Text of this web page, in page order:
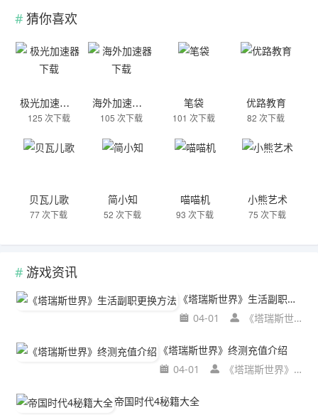
猜你喜欢
极光加速器下载
125 次下载
海外加速器下载
105 次下载
笔袋
101 次下载
优路教育
82 次下载
贝瓦儿歌
77 次下载
简小知
52 次下载
喵喵机
93 次下载
小熊艺术
75 次下载
游戏资讯
《塔瑞斯世界》生活副职更换方法
04-01
《塔瑞斯世界》生活副职更换方法
《塔瑞斯世界》终测充值介绍
04-01
《塔瑞斯世界》终测充值介绍
帝国时代4秘籍大全